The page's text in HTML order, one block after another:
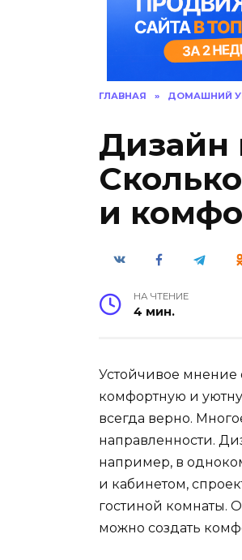
ГЛАВНАЯ » ДОМАШНИЙ
Дизайн
и
НА ЧТЕНИЕ
4 мин.
Устойчивое мнение
комфортную и
всегда верно.
направленности.
например, в
и кабинетом,
гостиной комнаты.
можно создать